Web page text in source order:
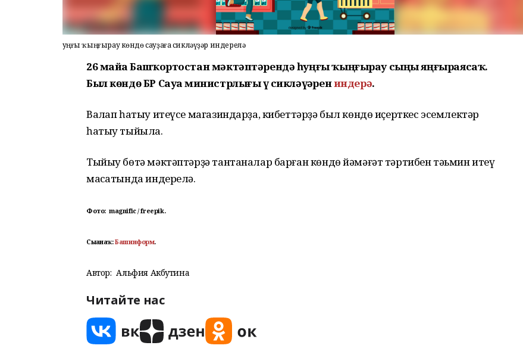
Һуңғы ҡыңғырау көндө сауҙаға сикләүҙәр индерелә
26 майҙа Башҡортостан мәктәптәрендә һуңғы ҡыңғырау сыңы яңғыраясаҡ.
Был көндө БР Сауҙа министрлығы үҙ сикләүҙәрениндерә.
Ваҡлап һатыу итеүсе магазиндарҙа, кибеттәрҙә был көндө иҫерткес эсемлектәр
һатыу тыйыла.
Тыйыу бөтә мәктәптәрҙә тантаналар барған көндө йәмәғәт тәртибен тәьмин итеү
маҡсатында индерелә.
Фото:magnific / freepik.
Сығанаҡ:Башинформ.
Автор: Альфия Акбутина
Читайте нас